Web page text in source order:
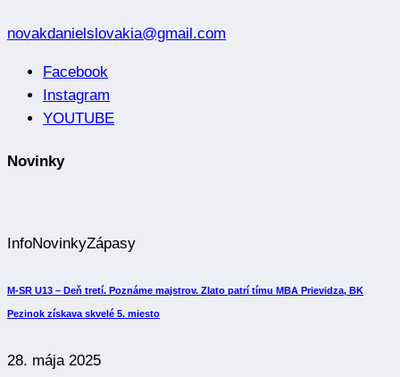
novakdanielslovakia@gmail.com
Facebook
Instagram
YOUTUBE
Novinky
InfoNovinkyZápasy
M-SR U13 – Deň tretí. Poznáme majstrov. Zlato patrí tímu MBA Prievidza, BK
Pezinok získava skvelé 5. miesto
28. mája 2025